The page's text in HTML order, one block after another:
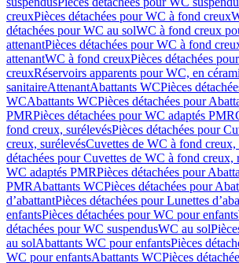
creuxPièces détachées pour WC à fond creux
détachées pour WC au solWC à fond creux
attenantPièces détachées pour WC à fond
attenantWC à fond creuxPièces détachées
creuxRéservoirs apparents pour WC, en
sanitaireAttenantAbattants WCPièces
WCAbattants WCPièces détachées pour
PMRPièces détachées pour WC adaptés PMR
fond creux, surélevésPièces détachées pour
creux, surélevésCuvettes de WC à fond creux,
détachées pour Cuvettes de WC à fond creux,
WC adaptés PMRPièces détachées pour
PMRAbattants WCPièces détachées pour
d’abattantPièces détachées pour Lunettes
enfantsPièces détachées pour WC pour enfants
détachées pour WC suspendusWC au sol
au solAbattants WC pour enfantsPièces
WC pour enfantsAbattants WCPièces